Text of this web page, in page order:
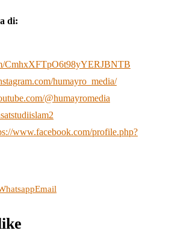
di:
CmhxXFTpO6t98yYERJBNTB
humayro_media/
@humayromedia
www.facebook.com/profile.php?
Email